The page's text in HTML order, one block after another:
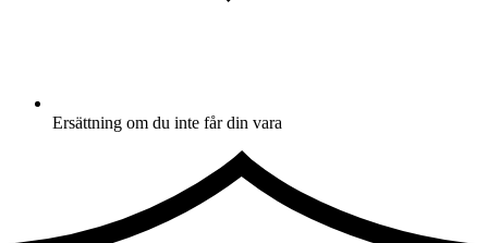
Ersättning om du inte får din vara